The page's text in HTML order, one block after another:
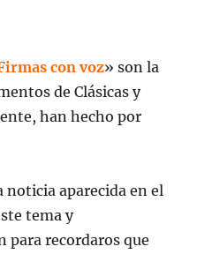
con voz» son la
de Clásicas y
han hecho por
noticia aparecida en el
tema y
para recordaros que